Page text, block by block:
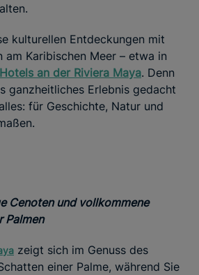
kulturellen Entdeckungen mit
am Karibischen Meer – etwa in
an der Riviera Maya. Denn
ganzheitliches Erlebnis gedacht
für Geschichte, Natur und
Cenoten und vollkommene
Palmen
zeigt sich im Genuss des
einer Palme, während Sie